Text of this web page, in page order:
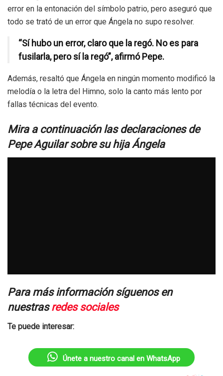
error en la entonación del símbolo patrio, pero aseguró que
todo se trató de un error que Ángela no supo resolver.
“Sí hubo un error, claro que la regó. No es para
fusilarla, pero sí la regó”, afirmó Pepe.
Además, resaltó que Ángela en ningún momento modificó la
melodía o la letra del Himno, solo la canto más lento por
fallas técnicas del evento.
Mira a continuación las declaraciones de
Pepe Aguilar sobre su hija Ángela
Para más información síguenos en
nuestrasredes sociales
Te puede interesar:
Únete a nuestro canal en WhatsApp